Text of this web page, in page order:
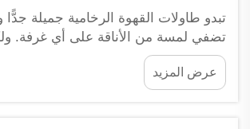
تبدو طاولات القهوة الرخامية جميلة جدًّا
تضفي لمسة من الأناقة على أي غرفة.
طاولة القهوة الخاصة بك أكثر جاذبية،
الإكسسوارات الرخامية مثل الأطباق
والأوعية. وهذه القطع ليست جميلة
عرض المزيد